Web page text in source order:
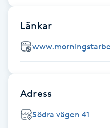
Huduppstramning
Hyperhidros
Länkar
Adress
Södra vägen 41